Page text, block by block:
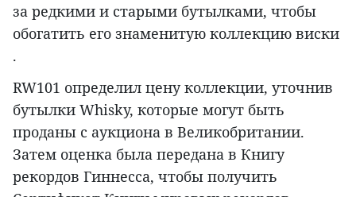
за редкими и старыми бутылками, чтобы
обогатить его знаменитую коллекцию виски
.
RW101 определил цену коллекции, уточнив
бутылки Whisky, которые могут быть
проданы с аукциона в Великобритании.
Затем оценка была передана в Книгу
рекордов Гиннесса, чтобы получить